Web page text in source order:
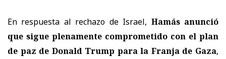
En respuesta al rechazo de Israel, Hamás anunció
que sigue plenamente comprometido con el plan
de paz de Donald Trump para la Franja de Gaza,